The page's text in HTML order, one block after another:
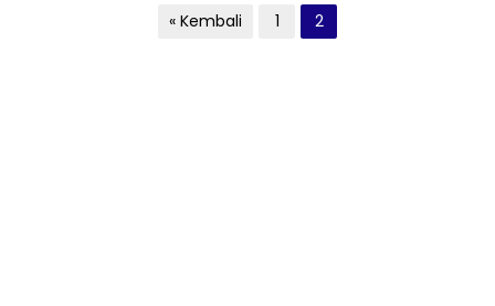
« Kembali 1 2